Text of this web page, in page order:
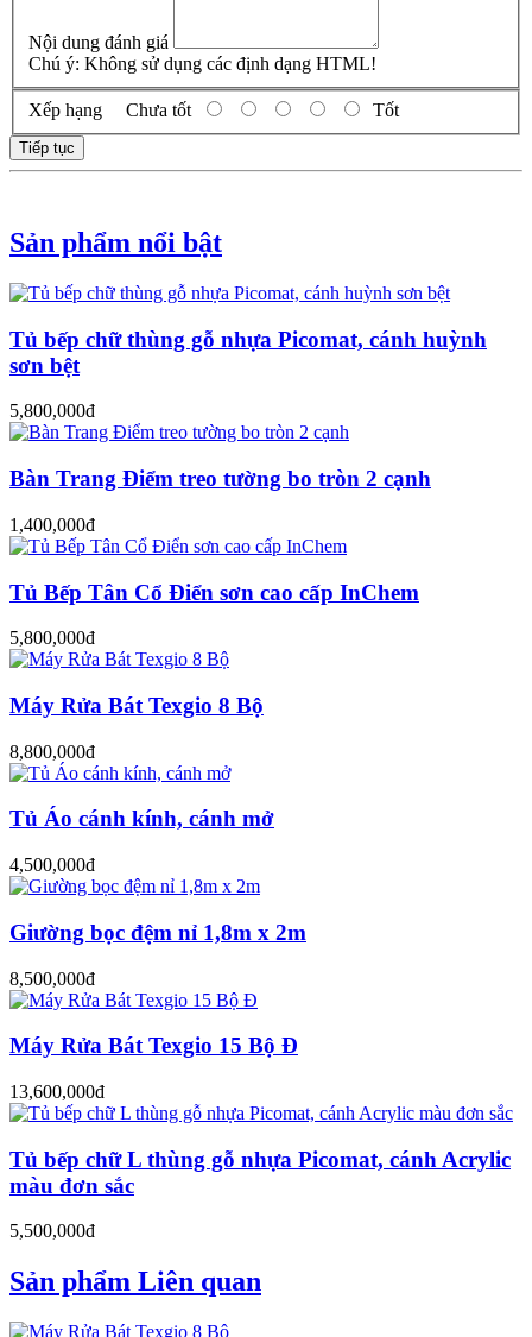
Nội dung đánh giá
Chú ý: Không sử dụng các định dạng HTML!
Xếp hạng Chưa tốt Tốt
Tiếp tục
Sản phẩm nổi bật
Tủ bếp chữ thùng gỗ nhựa Picomat, cánh huỳnh
sơn bệt
5,800,000đ
Bàn Trang Điểm treo tường bo tròn 2 cạnh
1,400,000đ
Tủ Bếp Tân Cổ Điển sơn cao cấp InChem
5,800,000đ
Máy Rửa Bát Texgio 8 Bộ
8,800,000đ
Tủ Áo cánh kính, cánh mở
4,500,000đ
Giường bọc đệm nỉ 1,8m x 2m
8,500,000đ
Máy Rửa Bát Texgio 15 Bộ Đ
13,600,000đ
Tủ bếp chữ L thùng gỗ nhựa Picomat, cánh Acrylic
màu đơn sắc
5,500,000đ
Sản phẩm Liên quan